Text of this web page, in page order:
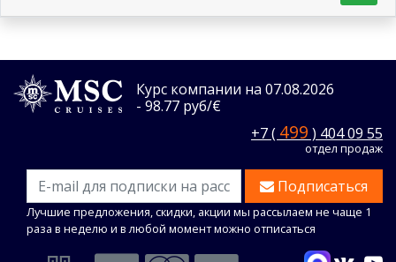
Курс компании на 07.08.2026
- 98.77 руб/€
+7 ( 499 ) 404 09 55
отдел продаж
Подписаться
Лучшие предложения, скидки, акции мы рассылаем не чаще 1
раза в неделю и в любой момент можно отписаться